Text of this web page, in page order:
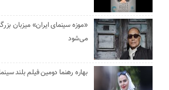
«موزه سینمای ایران» میزبان
می‌شود
بهاره رهنما دومین فیلم بلند